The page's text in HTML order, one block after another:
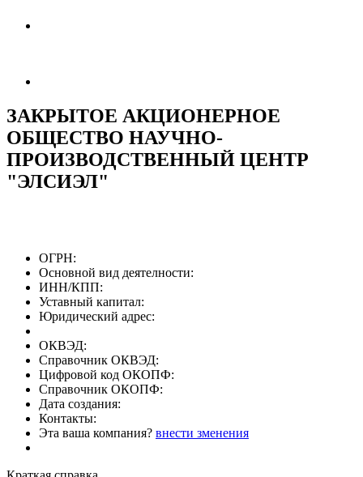
ЗАКРЫТОЕ АКЦИОНЕРНОЕ
ОБЩЕСТВО НАУЧНО-
ПРОИЗВОДСТВЕННЫЙ ЦЕНТР
"ЭЛСИЭЛ"
ОГРН:
Основной вид деятелности:
ИНН/КПП:
Уставный капитал:
Юридический адрес:
ОКВЭД:
Справочник ОКВЭД:
Цифровой код ОКОПФ:
Справочник ОКОПФ:
Дата создания:
Контакты:
Эта ваша компания? внести зменения